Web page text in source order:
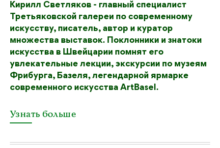
Кирилл Светляков - главный специалист
Третьяковской галереи по современному
искусству, писатель, автор и куратор
множества выставок. Поклонники и знатоки
искусства в Швейцарии помнят его
увлекательные лекции, экскурсии по музеям
Фрибурга, Базеля, легендарной ярмарке
современного искусства ArtBasel.
Узнать больше